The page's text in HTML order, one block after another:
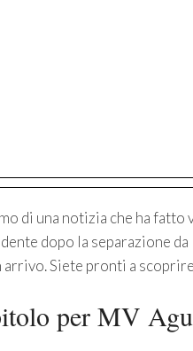
di una notizia che ha
dopo la separazione
Siete pronti a
per MV